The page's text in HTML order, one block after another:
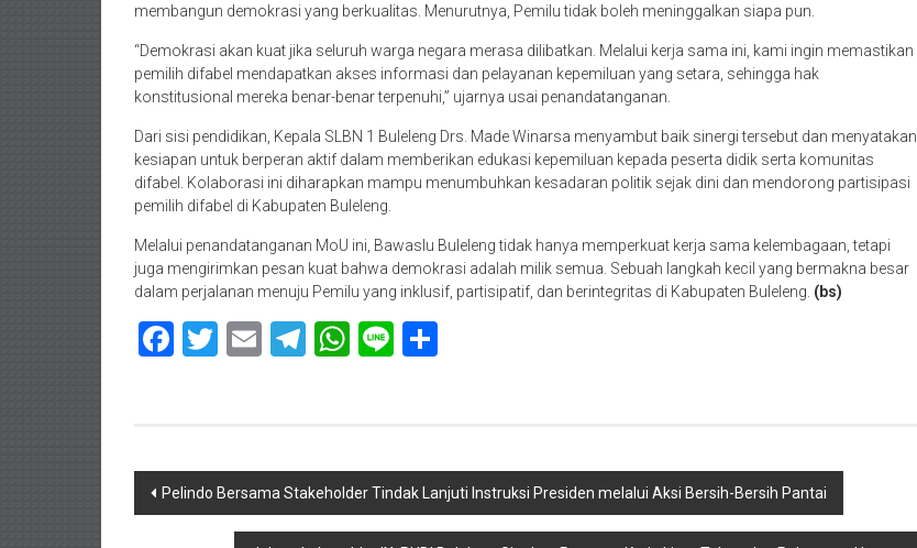
membangun demokrasi yang berkualitas. Menurutnya, Pemilu tidak boleh meninggalkan siapa pun.
“Demokrasi akan kuat jika seluruh warga negara merasa dilibatkan. Melalui kerja sama ini, kami ingin memastikan
pemilih difabel mendapatkan akses informasi dan pelayanan kepemiluan yang setara, sehingga hak
konstitusional mereka benar-benar terpenuhi,” ujarnya usai penandatanganan.
Dari sisi pendidikan, Kepala SLBN 1 Buleleng Drs. Made Winarsa menyambut baik sinergi tersebut dan menyatakan
kesiapan untuk berperan aktif dalam memberikan edukasi kepemiluan kepada peserta didik serta komunitas
difabel. Kolaborasi ini diharapkan mampu menumbuhkan kesadaran politik sejak dini dan mendorong partisipasi
pemilih difabel di Kabupaten Buleleng.
Melalui penandatanganan MoU ini, Bawaslu Buleleng tidak hanya memperkuat kerja sama kelembagaan, tetapi
juga mengirimkan pesan kuat bahwa demokrasi adalah milik semua. Sebuah langkah kecil yang bermakna besar
dalam perjalanan menuju Pemilu yang inklusif, partisipatif, dan berintegritas di Kabupaten Buleleng. (bs)
Facebook
Twitter
EmailTelegram
WhatsApp
Line
Navigasi
Pelindo Bersama Stakeholder Tindak Lanjuti Instruksi Presiden melalui Aksi Bersih-Bersih Pantai